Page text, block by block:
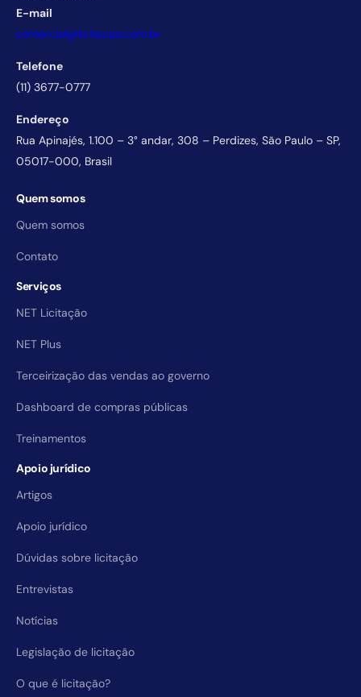
E-mail
comercial@licitacao.com.br
Telefone
(11) 3677-0777
Endereço
Rua Apinajés, 1.100 – 3° andar, 308 – Perdizes, São Paulo – SP,
05017-000, Brasil
Quem somos
Quem somos
Contato
Serviços
NET Licitação
NET Plus
Terceirização das vendas ao governo
Dashboard de compras públicas
Treinamentos
Apoio jurídico
Artigos
Apoio jurídico
Dúvidas sobre licitação
Entrevistas
Notícias
Legislação de licitação
O que é licitação?